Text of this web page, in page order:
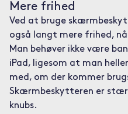
Mere frihed
Ved at bruge
også langt mere frihed,
Man behøver ikke være
iPad, ligesom at man
med, om der kommer
Skærmbeskytteren er
knubs.